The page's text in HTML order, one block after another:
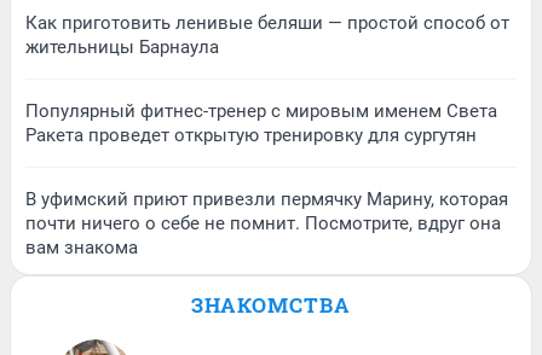
Как приготовить ленивые беляши — простой способ от
жительницы Барнаула
Популярный фитнес-тренер с мировым именем Света
Ракета проведет открытую тренировку для сургутян
В уфимский приют привезли пермячку Марину, которая
почти ничего о себе не помнит. Посмотрите, вдруг она
вам знакома
ЗНАКОМСТВА